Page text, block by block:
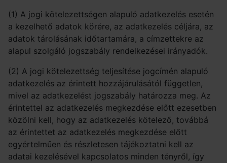
(1) A jogi kötelezettségen alapuló adatkezelés esetén
a kezelhető adatok körére, az adatkezelés céljára, az
adatok tárolásának időtartamára, a címzettekre az
alapul szolgáló jogszabály rendelkezései irányadók.
(2) A jogi kötelezettség teljesítése jogcímén alapuló
adatkezelés az érintett hozzájárulásától független,
mivel az adatkezelést jogszabály határozza meg. Az
érintettel az adatkezelés megkezdése előtt ezesetben
közölni kell, hogy az adatkezelés kötelező, továbbá
az érintettet az adatkezelés megkezdése előtt
egyértelműen és részletesen tájékoztatni kell az
adatai kezelésével kapcsolatos minden tényről, így